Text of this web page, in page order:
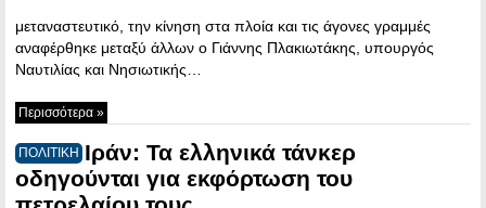
μεταναστευτικό, την κίνηση στα πλοία και τις άγονες γραμμές
αναφέρθηκε μεταξύ άλλων ο Γιάννης Πλακιωτάκης, υπουργός
Ναυτιλίας και Νησιωτικής…
Περισσότερα »
ΠΟΛΙΤΙΚΗ Ιράν: Τα ελληνικά τάνκερ
οδηγούνται για εκφόρτωση του